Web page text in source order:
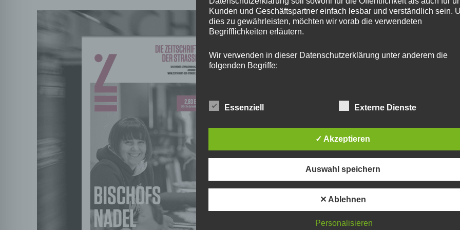
Kunden und Geschäftspartner einfach lesbar und verständlich sein.
dies zu gewährleisten, möchten wir vorab die verwendeten
Begrifflichkeiten erläutern.
Wir verwenden in dieser Datenschutzerklärung unter anderem die
folgenden Begriffe:
Personenbezogene Daten sind alle Informationen, die sich auf
identifizierte oder identifizierbare natürliche Person (im
Person angesehen, die direkt oder indirekt, insbesondere mittels
Zuordnung zu einer Kennung wie einem Namen, zu einer
einem oder mehreren besonderen Merkmalen, die Ausdruck der
physischen, physiologischen, genetischen, psychischen,
Person sind, identifiziert werden kann.
Essenziell Externe Dienste
✓ Akzeptieren
Auswahl speichern
✕ Ablehnen
Personalisieren